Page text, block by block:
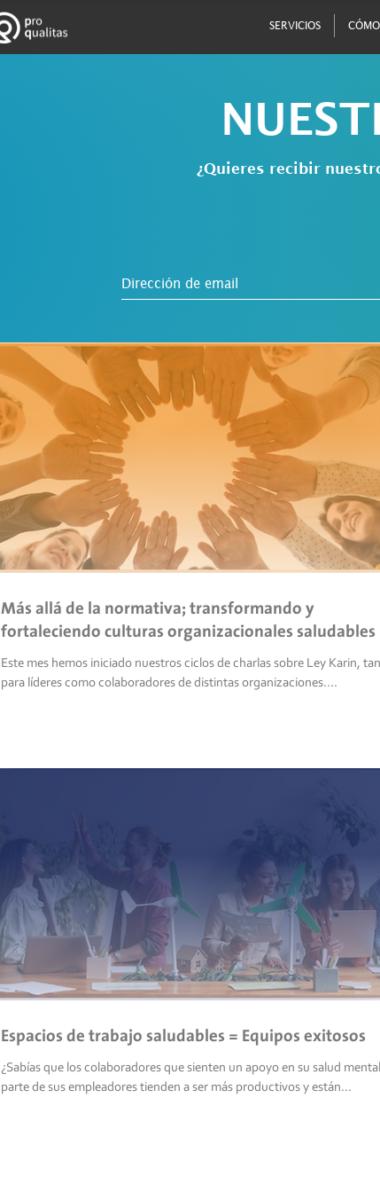
SERVICIOS CÓMO
¿Quieres recibir
Más allá de la normativa; transformando y
fortaleciendo culturas organizacionales saludables
Este mes hemos iniciado nuestros ciclos de charlas sobre Ley Karin,
para líderes como colaboradores de distintas organizaciones....
Espacios de trabajo saludables = Equipos exitosos
¿Sabías que los colaboradores que sienten un apoyo en su salud mental
parte de sus empleadores tienden a ser más productivos y están...